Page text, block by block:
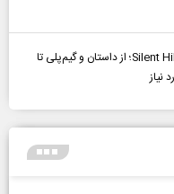
بررسی بازی Silent Hill: Townfall؛ از داستان و گیم‌پلی تا
نیاز